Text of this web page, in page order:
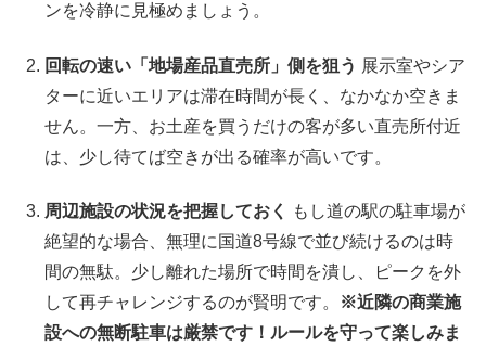
ンを冷静に見極めましょう。
回転の速い「地場産品直売所」側を狙う 展示室やシア
ターに近いエリアは滞在時間が長く、なかなか空きま
せん。一方、お土産を買うだけの客が多い直売所付近
は、少し待てば空きが出る確率が高いです。
周辺施設の状況を把握しておく
もし道の駅の駐車場が
絶望的な場合、無理に国道8号線で並び続けるのは時
間の無駄。少し離れた場所で時間を潰し、ピークを外
して再チャレンジするのが賢明です。
※近隣の商業施
設への無断駐車は厳禁です！ルールを守って楽しみま